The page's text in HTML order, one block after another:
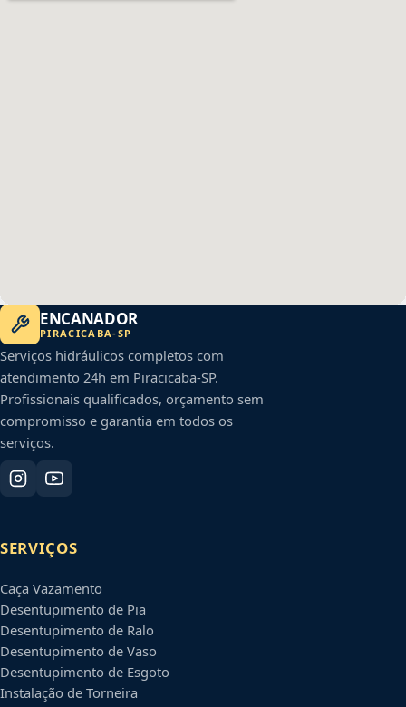
ENCANADOR
PIRACICABA-SP
Serviços hidráulicos completos com
atendimento 24h em Piracicaba-SP.
Profissionais qualificados, orçamento sem
compromisso e garantia em todos os
serviços.
SERVIÇOS
Caça Vazamento
Desentupimento de Pia
Desentupimento de Ralo
Desentupimento de Vaso
Desentupimento de Esgoto
Instalação de Torneira